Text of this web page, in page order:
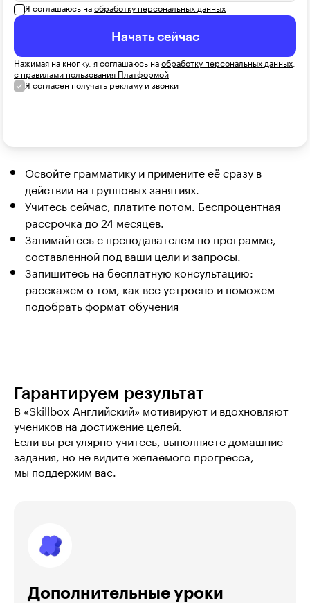
Я соглашаюсь наобработку персональных данных
Начать сейчас
Нажимая на кнопку, я соглашаюсь наобработку персональных данных
с правилами пользования Платформой
Я согласен получать рекламу и звонки
Освойте грамматику и примените её сразу в
действии на групповых занятиях.
Учитесь сейчас, платите потом. Беспроцентная
рассрочка до 24 месяцев.
Занимайтесь с преподавателем по программе,
составленной под ваши цели и запросы.
Запишитесь на бесплатную консультацию:
расскажем о том, как все устроено и поможем
подобрать формат обучения
Гарантируем результат
В «Skillbox Английский» мотивируют и вдохновляют
учеников на достижение целей.
Если вы регулярно учитесь, выполняете домашние
задания, но не видите желаемого прогресса,
мы поддержим вас.
Дополнительные уроки